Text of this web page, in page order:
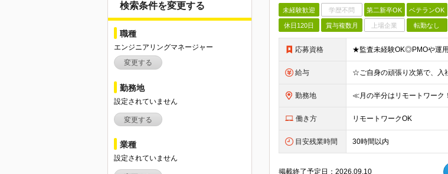
検索条件を変更する
職種
エンジニアリングマネージャー
変更する
勤務地
設定されていません
変更する
業種
設定されていません
未経験歓迎 学歴不問 第二新卒OK ベテランOK
休日120日 賞与複数月 上場企業 転勤なし
応募資格
給与
勤務地
働き方 リモートワークOK
目安残業時間 30時間以内
掲載終了予定日：2026.09.10